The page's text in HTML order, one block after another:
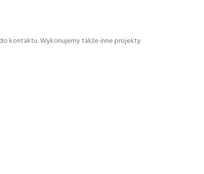
kontaktu. Wykonujemy także inne projekty